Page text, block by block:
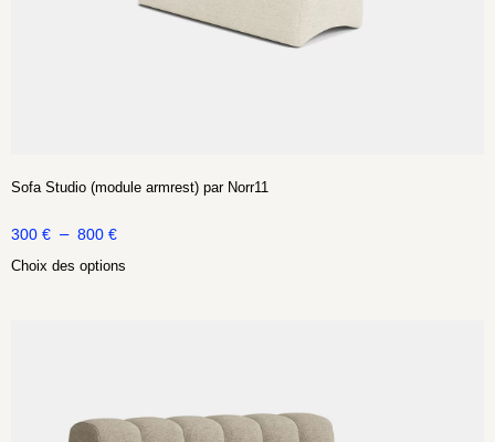
Sofa Studio (module armrest) par Norr11
300 € – 800 €
Choix des options